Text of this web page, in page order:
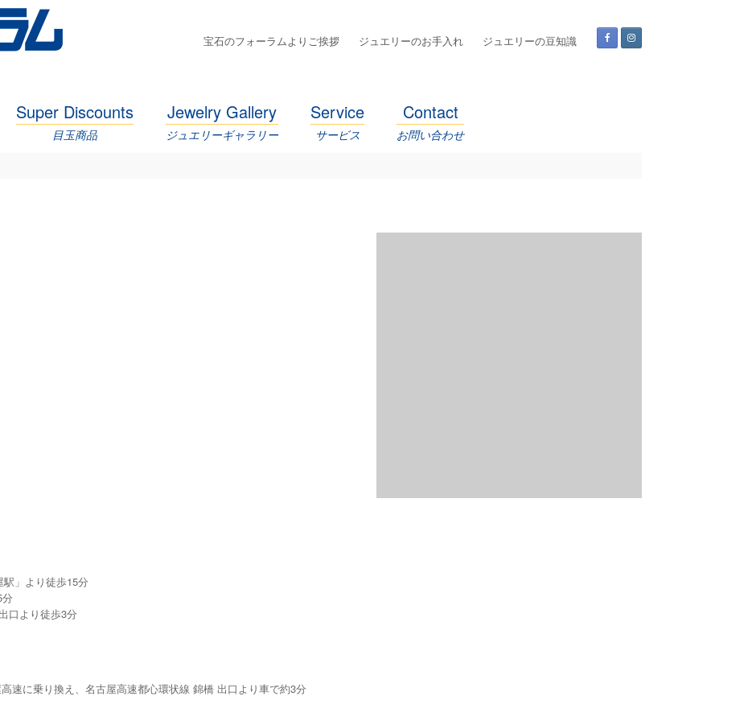
宝石のフォーラムよりご挨拶 ジュエリーのお手入れ ジュエリーの豆知識
Super Discounts
目玉商品
Jewelry Gallery
ジュエリーギャラリー
Service
サービス
Contact
お問い合わせ
」より徒歩15分
口より徒歩3分
速に乗り換え、名古屋高速都心環状線 錦橋 出口より車で約3分